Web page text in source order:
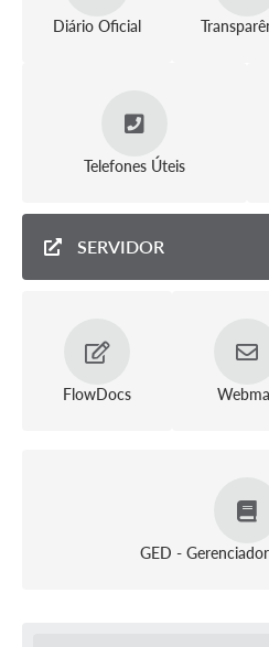
Diário Oficial
Telefones Úteis
SERVIDOR
FlowDocs
GED -